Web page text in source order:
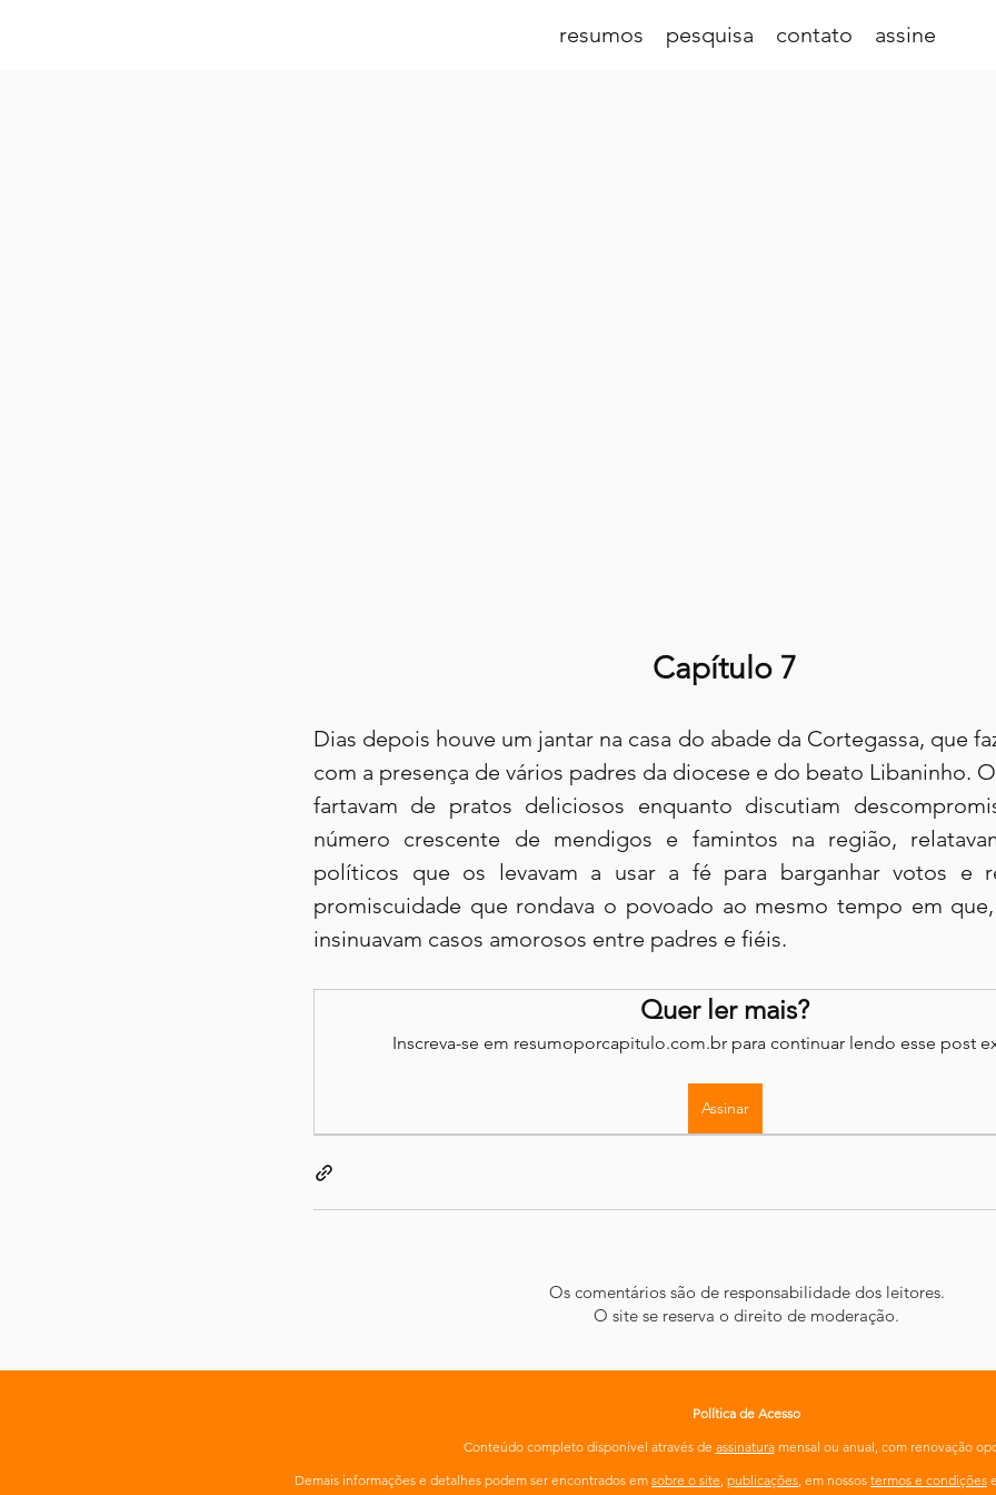
resumos pesquisa contato assine
Capítulo 7
Dias depois houve um jantar na casa do abade da Cortegassa, que
com a presença de vários padres da diocese e do beato Libaninho.
fartavam de pratos deliciosos enquanto discutiam
número crescente de mendigos e famintos na região,
políticos que os levavam a usar a fé para barganhar votos e
promiscuidade que rondava o povoado ao mesmo tempo em
insinuavam casos amorosos entre padres e fiéis.
Quer ler mais?
Inscreva-se em resumoporcapitulo.com.br para continuar lendo esse post
Assinar
Os comentários são de responsabilidade dos leitores.
O site se reserva o direito de moderação.
Política de Acesso
Conteúdo completo disponível através de assinaturamensal ou anual, com renovação
Demais informações e detalhes podem ser encontrados em sobre o site, publicações, em nossos termos e condições